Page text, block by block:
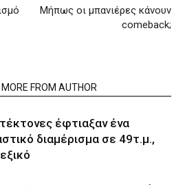
Μήπως οι μπανιέρες κάνουν
comeback;
MORE FROM AUTHOR
έφτιαξαν ένα
διαμέρισμα σε 49τ.μ.,